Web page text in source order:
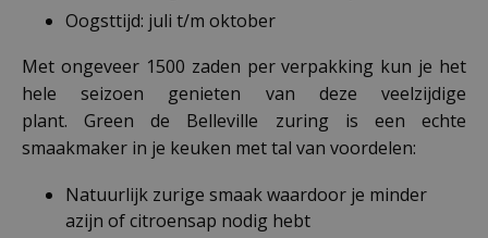
Oogsttijd: juli t/m oktober
Met ongeveer 1500 zaden per verpakking kun je het
hele seizoen genieten van deze veelzijdige
plant. Green de Belleville zuring is een echte
smaakmaker in je keuken met tal van voordelen:
Natuurlijk zurige smaak waardoor je minder
azijn of citroensap nodig hebt